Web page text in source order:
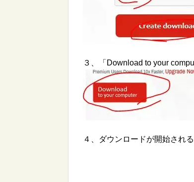
３、「Download to your
４、ダウンロードが開始される